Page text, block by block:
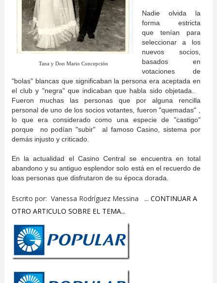
Tana y Don Mario Concepción
Nadie olvida la
forma estricta
que tenían para
seleccionar a los
nuevos socios,
basados en
votaciones de
"bolas" blancas que significaban la persona era aceptada en
el club y "negra" que indicaban que habla sido objetada..
Fueron muchas las personas que por alguna rencilla
personal de uno de los socios votantes, fueron "quemadas" ,
lo que era considerado como una especie de "castigo"
porque no podían "subir" al famoso Casino, sistema por
demás injusto y criticado.
En la actualidad el Casino Central se encuentra en total
abandono y su antiguo esplendor solo está en el recuerdo de
loas personas que disfrutaron de su época dorada.
Escrito por: Vanessa Rodríguez Messina ... CONTINUAR A
OTRO ARTICULO SOBRE EL TEMA...